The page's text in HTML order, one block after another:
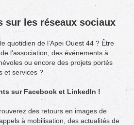
sur les réseaux sociaux
quotidien de l’Apei Ouest 44 ? Être
l’association, des événements à
ou encore des projets portés
et services ?
sur Facebook et LinkedIn !
des retours en images de
à mobilisation, des actualités de